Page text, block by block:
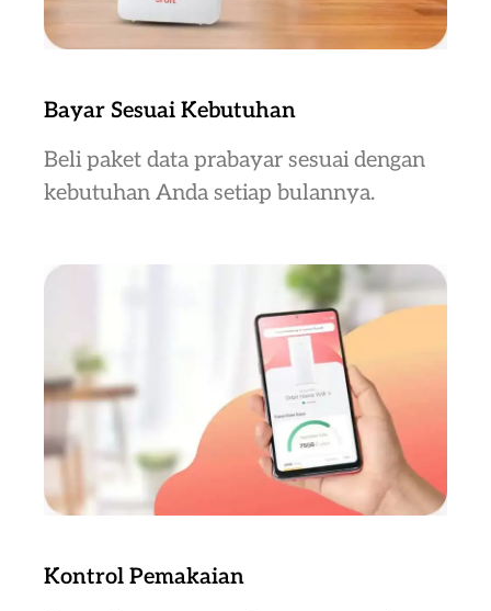
Bayar Sesuai Kebutuhan
Beli paket data prabayar sesuai dengan
kebutuhan Anda setiap bulannya.
Kontrol Pemakaian